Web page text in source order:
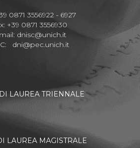
0871 3556922 - 6927
+39 0871 3556930
dnisc@unich.it
dni@pec.unich.it
LAUREA TRIENNALE
LAUREA MAGISTRALE